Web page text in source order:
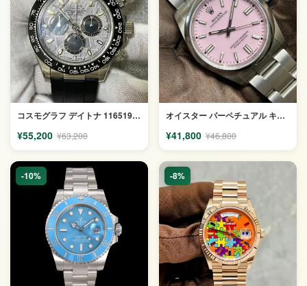
コスモグラフ デイトナ 116519LN-1 コピー
¥55,200 ¥63,200
オイスター パーペチュアル キャンディピンク126000 コピー
¥41,800 ¥46,800
-10% -8%